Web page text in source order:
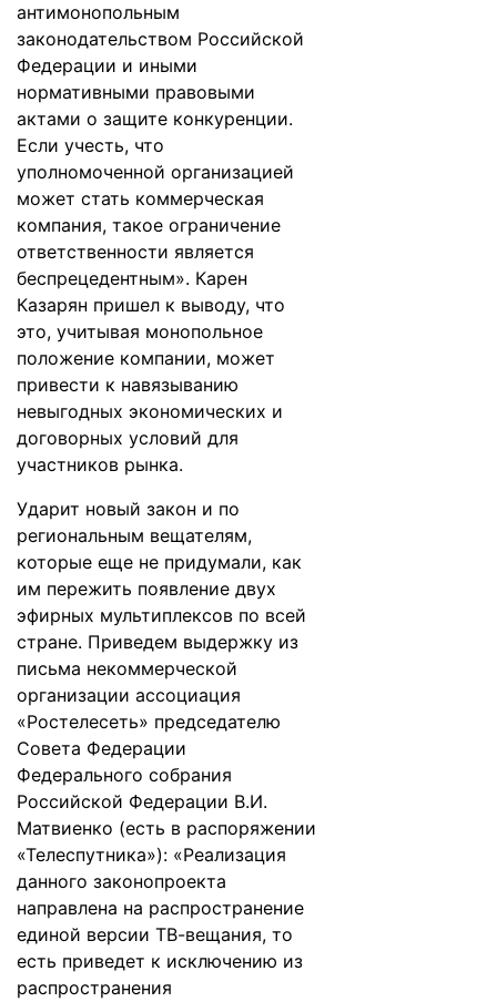
антимонопольным
законодательством Российской
Федерации и иными
нормативными правовыми
актами о защите конкуренции.
Если учесть, что
уполномоченной организацией
может стать коммерческая
компания, такое ограничение
ответственности является
беспрецедентным». Карен
Казарян пришел к выводу, что
это, учитывая монопольное
положение компании, может
привести к навязыванию
невыгодных экономических и
договорных условий для
участников рынка.
Ударит новый закон и по
региональным вещателям,
которые еще не придумали, как
им пережить появление двух
эфирных мультиплексов по всей
стране. Приведем выдержку из
письма некоммерческой
организации ассоциация
«Ростелесеть» председателю
Совета Федерации
Федерального собрания
Российской Федерации В.И.
Матвиенко (есть в распоряжении
«Телеспутника»): «Реализация
данного законопроекта
направлена на распространение
единой версии ТВ-вещания, то
есть приведет к исключению из
распространения